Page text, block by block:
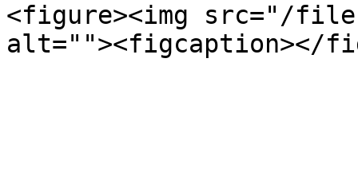
<figure><img src="/files/